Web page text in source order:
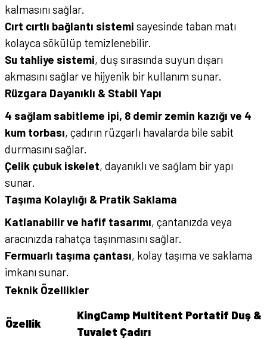
kalmasını sağlar.
Cırt cırtlı bağlantı sistemi sayesinde taban matı
kolayca sökülüp temizlenebilir.
Su tahliye sistemi, duş sırasında suyun dışarı
akmasını sağlar ve hijyenik bir kullanım sunar.
Rüzgara Dayanıklı & Stabil Yapı
4 sağlam sabitleme ipi, 8 demir zemin kazığı ve 4
kum torbası, çadırın rüzgarlı havalarda bile sabit
durmasını sağlar.
Çelik çubuk iskelet, dayanıklı ve sağlam bir yapı
sunar.
Taşıma Kolaylığı & Pratik Saklama
Katlanabilir ve hafif tasarımı, çantanızda veya
aracınızda rahatça taşınmasını sağlar.
Fermuarlı taşıma çantası, kolay taşıma ve saklama
imkanı sunar.
Teknik Özellikler
Özellik
KingCamp Multitent Portatif Duş &
Tuvalet Çadırı